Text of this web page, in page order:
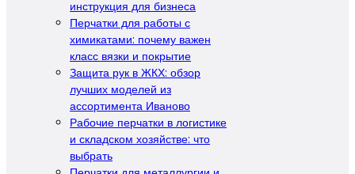
инструкция для бизнеса
Перчатки для работы с
химикатами: почему важен
класс вязки и покрытие
Защита рук в ЖКХ: обзор
лучших моделей из
ассортимента Иваново
Рабочие перчатки в логистике
и складском хозяйстве: что
выбрать